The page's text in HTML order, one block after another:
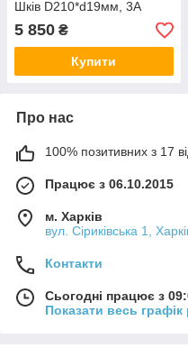
Шків D210*d19мм, 3А
5 850 ₴
Купити
Про нас
100% позитивних з 17
Працює з 06.10.2015
м. Харків
вул. Сіриківська 1,
Контакти
Сьогодні працює з
Показати весь графік